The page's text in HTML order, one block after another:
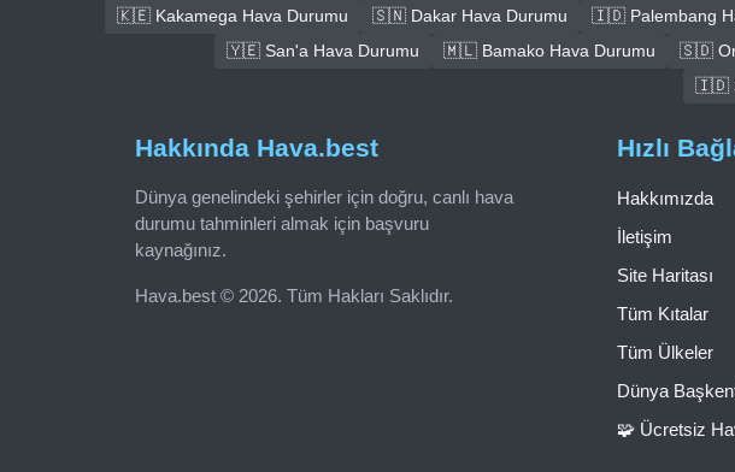
🇰🇪 Kakamega Hava Durumu 🇸🇳 Dakar Hava Durumu 🇮🇩 Palembang
🇾🇪 San'a Hava Durumu
🇲🇱 Bamako Hava Durumu 🇸🇩
🇮🇩
Hakkında Hava.best
Dünya genelindeki şehirler için doğru, canlı hava
durumu tahminleri almak için başvuru
kaynağınız.
Hava.best © 2026. Tüm Hakları Saklıdır.
Hızlı
Hakkımızda
İletişim
Site Haritası
Tüm Kıtalar
Tüm Ülkeler
Dünya
🧩 Ücretsiz